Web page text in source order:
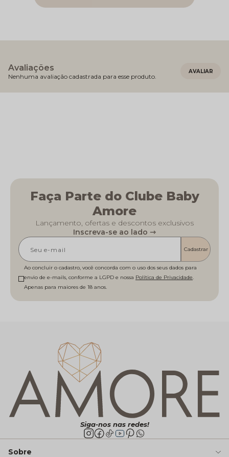
Avaliações
Nenhuma avaliação cadastrada para esse produto.
Faça Parte do Clube Baby
Amore
Lançamento, ofertas e descontos exclusivos
Inscreva-se ao lado ⇾
Cadastrar
Ao concluir o cadastro, você concorda com o uso dos seus dados para
envio de e-mails, conforme a LGPD e nossa Política de Privacidade
Siga-nos nas redes!
Sobre